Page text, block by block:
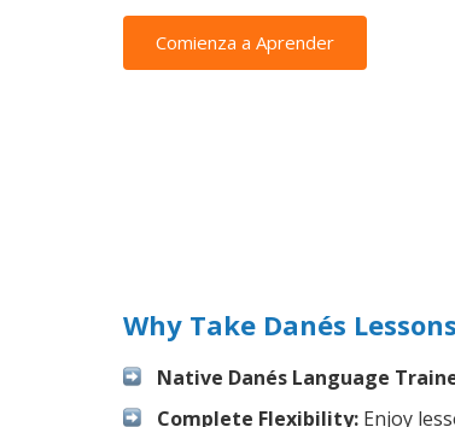
Comienza a Aprender
Why Take Danés
Native Danés Language
Complete Flexibility: Enjoy